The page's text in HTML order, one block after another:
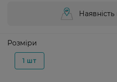
Розміри
1 шт